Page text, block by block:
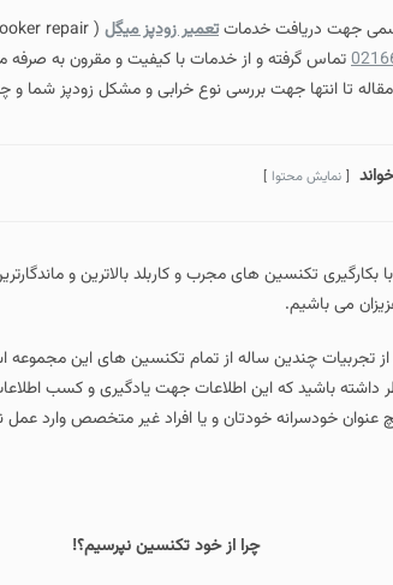
رسمی جهت دریافت خدماتتعمیر زودپز میگل ( Migel pressure cooker repair ) هستید کافیست با شماره تلفن های
تماس گرفته و از خدمات با کیفیت و مقرون به
تا انتها جهت بررسی نوع خرابی و مشکل زودپز شما
نمایش محتوا
با بکارگیری تکنسین های مجرب و کاربلد بالاترین و
می باشیم.
تجربیات چندین ساله از تمام تکنسین های این مجموعه
داشته باشید که این اطلاعات جهت یادگیری و کسب
خودسرانه خودتان و یا افراد غیر متخصص وارد عمل
چرا از خود تکنسین نپرسیم؟!